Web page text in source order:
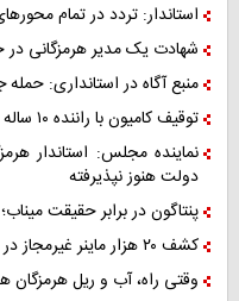
استاندار: تردد در تمام
شهادت یک مدیر هرمزگانی در
منبع آگاه در استانداری:
توقیف کامیون با راننده ۱۰ ساله در هرمزگان
دولت هنوز نپذیرفته
پنتاگون در برابر حقیقت
کشف ۲۰ هزار ماینر غیرمجاز در هرمزگان
وقتی راه، آب و ریل